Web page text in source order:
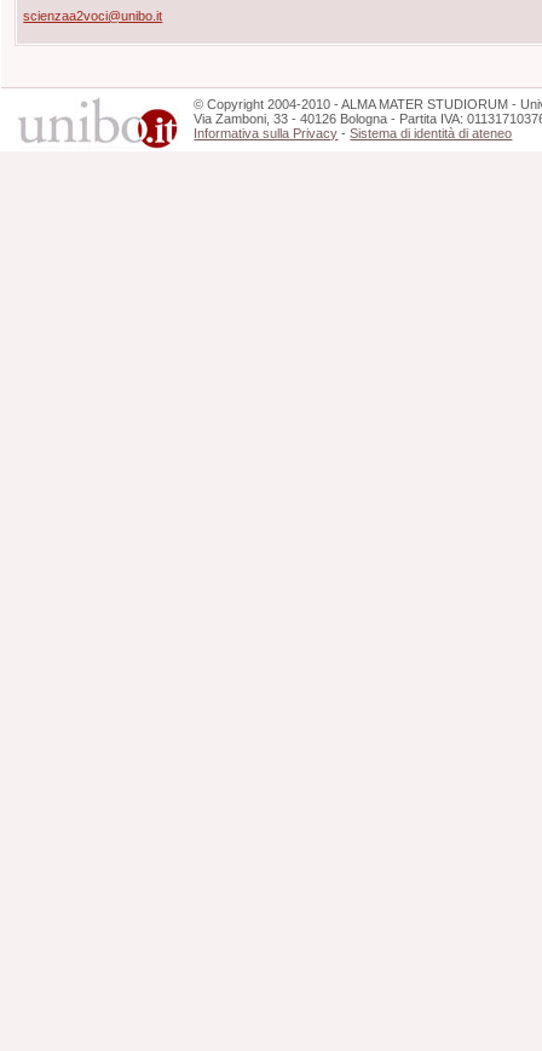
scienzaa2voci@unibo.it
©Copyright 2004-2010 - ALMA MATER STUDIORUM -
Via Zamboni, 33 - 40126 Bologna - Partita IVA:
Informativa sulla Privacy -Sistema di identità di ateneo